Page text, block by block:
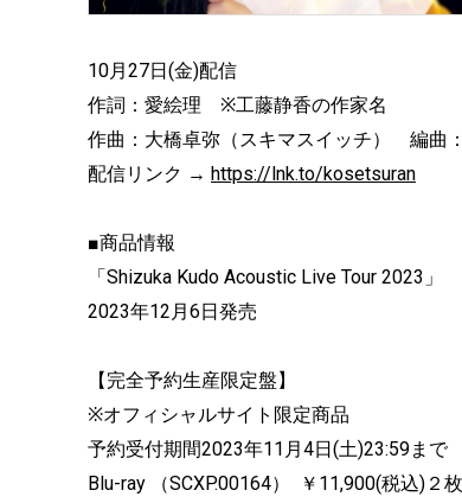
10月27日(金)配信
作詞：愛絵理 ※工藤静香の作家名
作曲：大橋卓弥（スキマスイッチ） 編曲
配信リンク → https://lnk.to/kosetsuran
■商品情報
「Shizuka Kudo Acoustic Live Tour 2023」
2023年12月6日発売
【完全予約生産限定盤】
※オフィシャルサイト限定商品
予約受付期間2023年11月4日(土)23:59まで
Blu-ray （SCXP.00164） ￥11,900(税込)２